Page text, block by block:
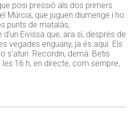
posi pressió als dos primers
Múrcia, que juguen diumenge i ho
punts de matalàs,
Eivissa que, ara sí, després de
vegades enguany, ja és aquí. Els
s’aturi. Recordin, demà: Betis
16 h, en directe, com sempre,